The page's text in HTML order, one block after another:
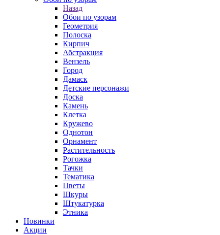
Назад
Обои по узорам
Геометрия
Полоска
Кирпич
Абстракция
Вензель
Город
Дамаск
Детские персонажи
Доска
Камень
Клетка
Кружево
Однотон
Орнамент
Растительность
Рогожка
Тачки
Тематика
Цветы
Шкуры
Штукатурка
Этника
Новинки
Акции